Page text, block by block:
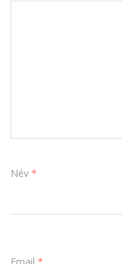
Név *